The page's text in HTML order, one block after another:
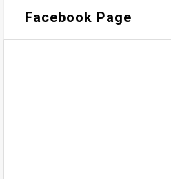
Facebook Page